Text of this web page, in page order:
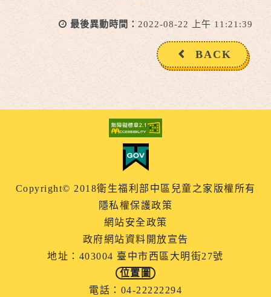
最後異動時間： 2022-08-22 上午 11:21:39
BACK
Copyright© 2018衛生福利部中區兒童之家版權所有
隱私權保護政策
網站安全政策
政府網站資料開放宣告
地址：403004 臺中市西區大明街27號
位置圖
電話：04-22222294